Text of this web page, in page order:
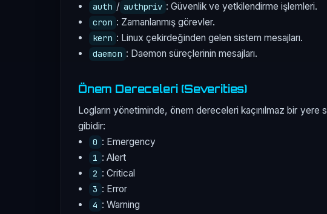
auth / authpriv : Güvenlik ve yetkilendirme işlemleri.
cron : Zamanlanmış görevler.
kern : Linux çekirdeğinden gelen sistem mesajları.
daemon : Daemon süreçlerinin mesajları.
Önem Dereceleri (Severities)
Logların yönetiminde, önem dereceleri kaçınılmaz bir yere
gibidir:
0 : Emergency
1 : Alert
2 : Critical
3 : Error
4 : Warning